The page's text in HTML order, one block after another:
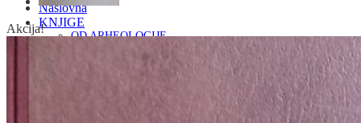
Naslovna
KNJIGE
OD ARHEOLOGIJE
ARHEOLOGIJA
ARHITEKTURA I URBANIZAM
DOMAĆINSTVO
ENCIKLOPEDIJE I LEKSIKONI
Akcija!